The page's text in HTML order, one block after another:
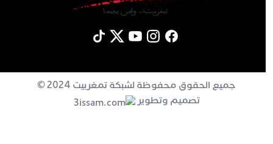
جميع الحقوق محفوظة لشبكة تمغربيت 2024 ©
تصميم وتطوير